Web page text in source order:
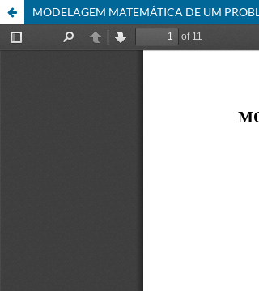
MODELAGEM MATEMÁTICA DE UM